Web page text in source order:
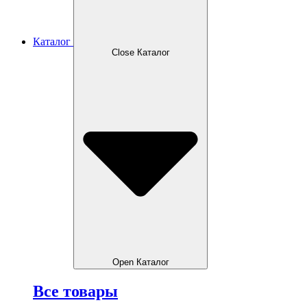
Каталог
Close Каталог
Open Каталог
Все товары